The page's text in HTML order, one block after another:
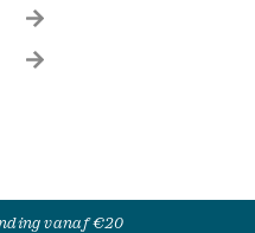
vanaf €20